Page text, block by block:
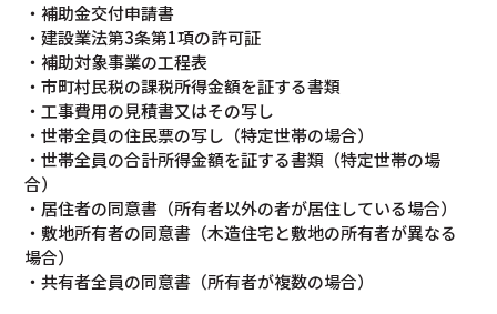
・補助金交付申請書
・建設業法第3条第1項の許可証
・補助対象事業の工程表
・市町村民税の課税所得金額を証する書類
・工事費用の見積書又はその写し
・世帯全員の住民票の写し（特定世帯の場合）
・世帯全員の合計所得金額を証する書類（特定世帯の場
合）
・居住者の同意書（所有者以外の者が居住している場合）
・敷地所有者の同意書（木造住宅と敷地の所有者が異なる
場合）
・共有者全員の同意書（所有者が複数の場合）